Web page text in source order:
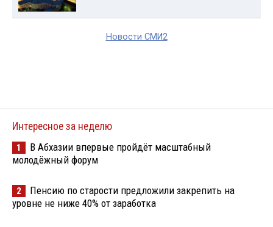
Новости СМИ2
Интересное за неделю
1
В Абхазии впервые пройдёт масштабный
молодёжный форум
2
Пенсию по старости предложили закрепить на
уровне не ниже 40% от заработка